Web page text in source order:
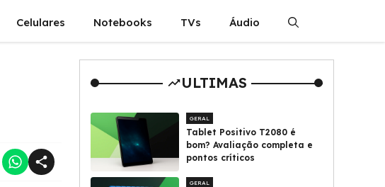
Celulares Notebooks TVs Áudio
ULTIMAS
GERAL
Tablet Positivo T2080 é
bom? Avaliação completa e
pontos críticos
GERAL